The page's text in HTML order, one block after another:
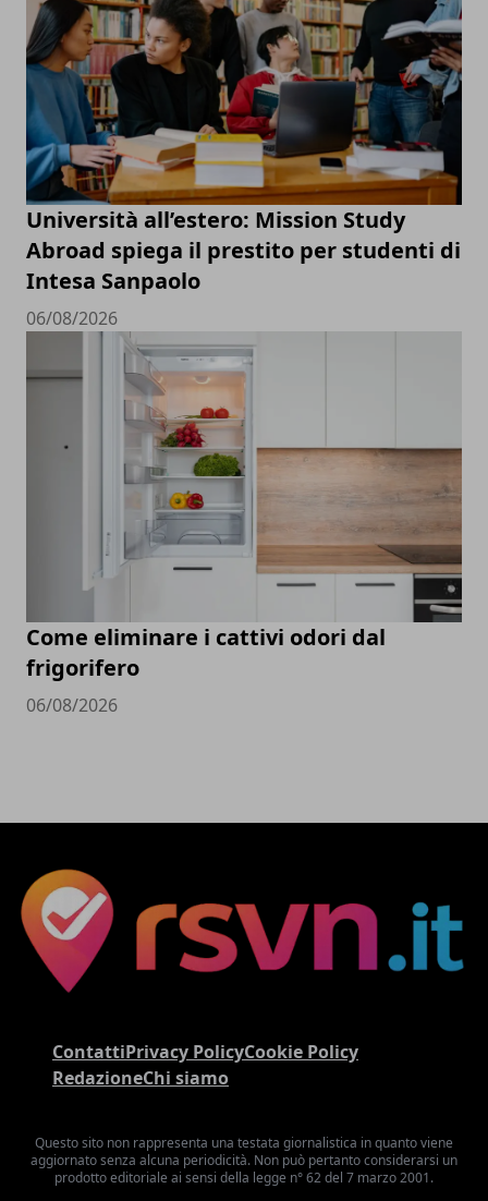
Università all’estero: Mission Study
Abroad spiega il prestito per studenti di
Intesa Sanpaolo
06/08/2026
Come eliminare i cattivi odori dal
frigorifero
06/08/2026
ContattiPrivacy PolicyCookie Policy
RedazioneChi siamo
Questo sito non rappresenta una testata giornalistica in quanto viene
aggiornato senza alcuna periodicità. Non può pertanto considerarsi un
prodotto editoriale ai sensi della legge n° 62 del 7 marzo 2001.